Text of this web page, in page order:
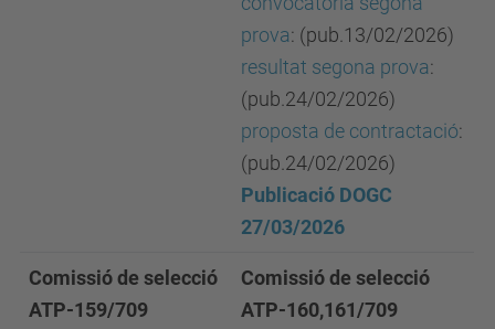
prova: (pub.13/02/2026)
resultat segona prova:
(pub.24/02/2026)
proposta de contractació:
(pub.24/02/2026)
Publicació DOGC
27/03/2026
Comissió de selecció
ATP-159/709
Comissió de selecció
ATP-160,161/709